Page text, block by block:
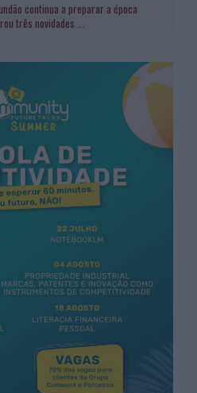
continua a preparar a época
três novidades ...